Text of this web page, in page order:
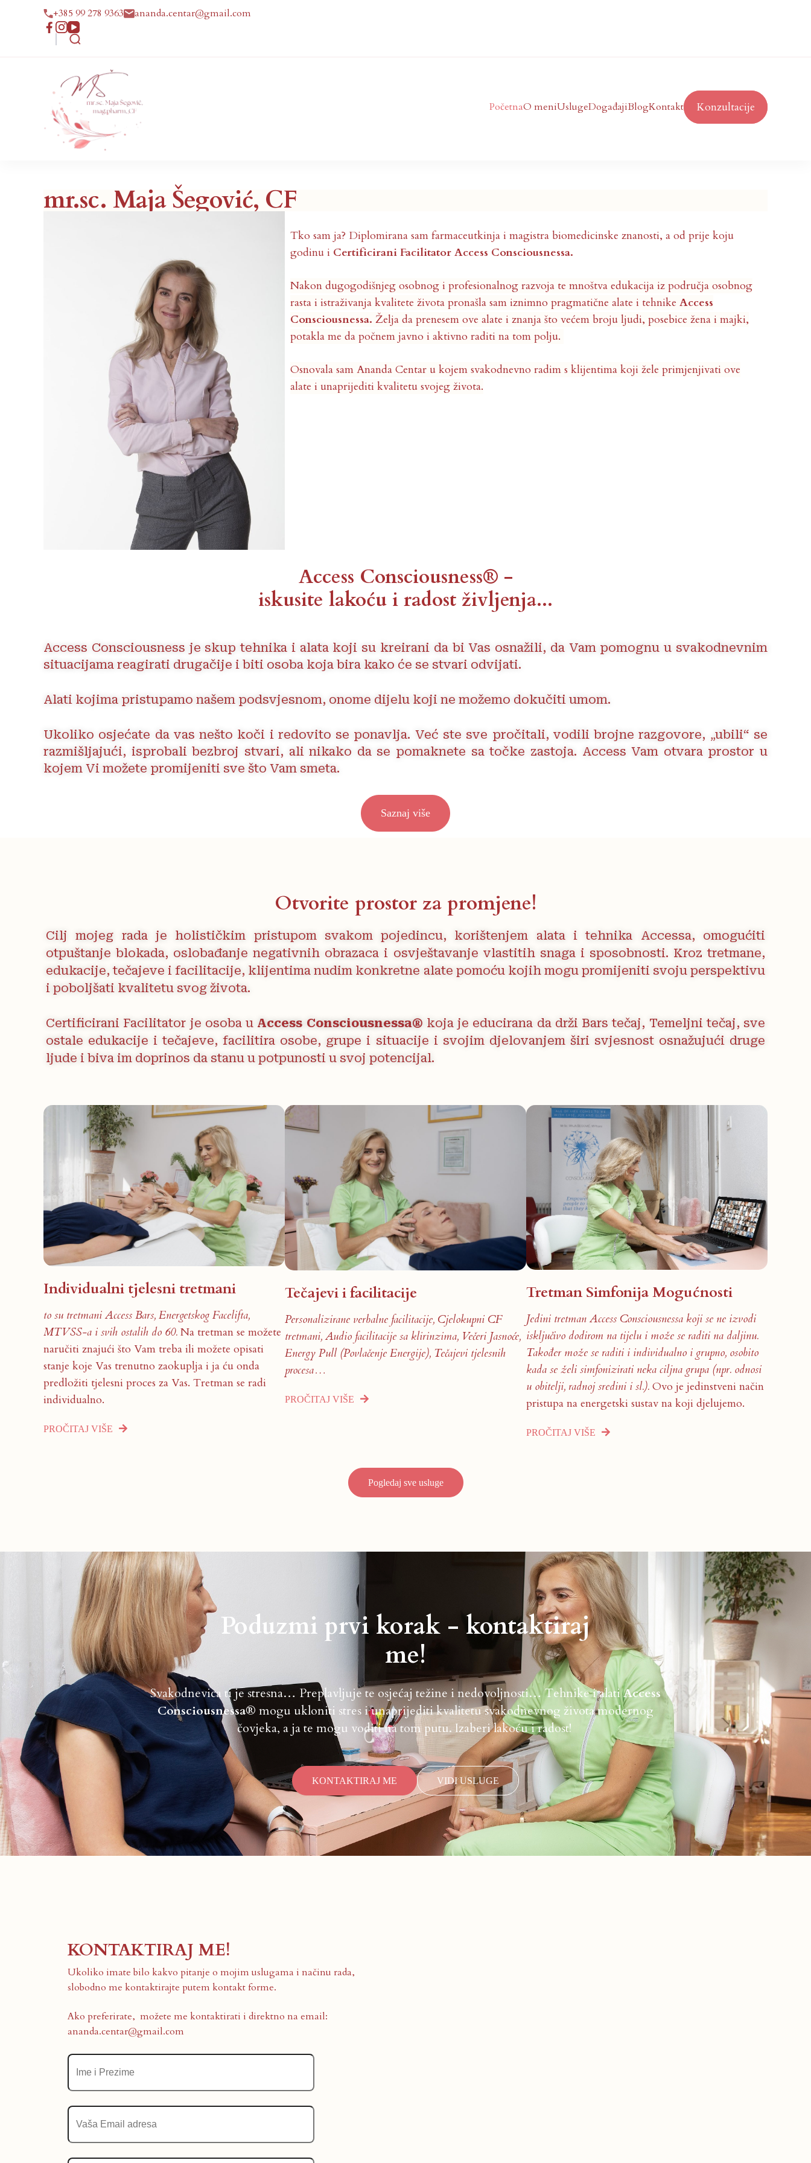
+385 99 278 9363 ananda.centar@gmail.com
PočetnaO meniUslugeDogađajiBlogKontakt Konzultacije
mr.sc. Maja Šegović, CF
Tko sam ja? Diplomirana sam farmaceutkinja i magistra biomedicinske znanosti, a od prije koju
godinu i Certificirani Facilitator Access Consciousnessa.
Nakon dugogodišnjeg osobnog i profesionalnog razvoja te mnoštva edukacija iz područja osobnog
rasta i istraživanja kvalitete života pronašla sam iznimno pragmatične alate i tehnike Access
Consciousnessa. Želja da prenesem ove alate i znanja što većem broju ljudi, posebice žena i majki,
potakla me da počnem javno i aktivno raditi na tom polju.
Osnovala sam Ananda Centar u kojem svakodnevno radim s klijentima koji žele primjenjivati ove
alate i unaprijediti kvalitetu svojeg života.
Access Consciousness® -
iskusite lakoću i radost življenja...
Access Consciousness je skup tehnika i alata koji su kreirani da bi Vas osnažili, da Vam pomognu u svakodnevnim
situacijama reagirati drugačije i biti osoba koja bira kako će se stvari odvijati.
Alati kojima pristupamo našem podsvjesnom, onome dijelu koji ne možemo dokučiti umom.
Ukoliko osjećate da vas nešto koči i redovito se ponavlja. Već ste sve pročitali, vodili brojne razgovore, „ubili“ se
razmišljajući, isprobali bezbroj stvari, ali nikako da se pomaknete sa točke zastoja. Access Vam otvara prostor u
kojem Vi možete promijeniti sve što Vam smeta.
Saznaj više
Otvorite prostor za promjene!
Cilj mojeg rada je holističkim pristupom svakom pojedincu, korištenjem alata i tehnika Accessa, omogućiti
otpuštanje blokada, oslobađanje negativnih obrazaca i osvještavanje vlastitih snaga i sposobnosti. Kroz tretmane,
edukacije, tečajeve i facilitacije, klijentima nudim konkretne alate pomoću kojih mogu promijeniti svoju perspektivu
i poboljšati kvalitetu svog života.
Certificirani Facilitator je osoba u Access Consciousnessa® koja je educirana da drži Bars tečaj, Temeljni tečaj, sve
ostale edukacije i tečajeve, facilitira osobe, grupe i situacije i svojim djelovanjem širi svjesnost osnažujući druge
ljude i biva im doprinos da stanu u potpunosti u svoj potencijal.
Individualni tjelesni tretmani
to su tretmani Access Bars, Energetskog Facelifta,
MTVSS-a i svih ostalih do 60. Na tretman se možete
naručiti znajući što Vam treba ili možete opisati
stanje koje Vas trenutno zaokuplja i ja ću onda
predložiti tjelesni proces za Vas. Tretman se radi
individualno.
PROČITAJ VIŠE
Tečajevi i facilitacije
Personalizirane verbalne facilitacije, Cjelokupni CF
tretmani, Audio facilitacije sa klirinzima, Večeri Jasnoće,
Energy Pull (Povlačenje Energije), Tečajevi tjelesnih
procesa…
PROČITAJ VIŠE
Tretman Simfonija Mogućnosti
Jedini tretman Access Consciousnessa koji se ne izvodi
isključivo dodirom na tijelu i može se raditi na daljinu.
Također može se raditi i individualno i grupno, osobito
kada se želi simfonizirati neka ciljna grupa (npr. odnosi
u obitelji, radnoj sredini i sl.). Ovo je jedinstveni način
pristupa na energetski sustav na koji djelujemo.
PROČITAJ VIŠE
Pogledaj sve usluge
Poduzmi prvi korak - kontaktiraj
me!
Svakodnevica ti je stresna… Preplavljuje te osjećaj težine i nedovoljnosti… Tehnike i alatiAccess
Consciousnessa® mogu ukloniti stres i unaprijediti kvalitetu svakodnevnog života modernog
čovjeka, a ja te mogu voditi na tom putu. Izaberi lakoću i radost!
KONTAKTIRAJ ME VIDI USLUGE
KONTAKTIRAJ ME!
Ukoliko imate bilo kakvo pitanje o mojim uslugama i načinu rada,
slobodno me kontaktirajte putem kontakt forme.
Ako preferirate, možete me kontaktirati i direktno na email:
ananda.centar@gmail.com